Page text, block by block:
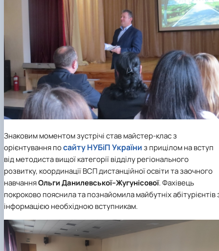
Знаковим моментом зустрічі став майстер-клас з
орієнтування посайту НУБіП Україниз прицілом на вступ
від методиста вищої категорії відділу регіонального
розвитку, координації ВСП дистанційної освіти та заочного
навчанняОльги Данилевської–Жугунісової. Фахівець
покроково пояснила та познайомила майбутніх абітурієнтів
інформацією необхідною вступникам.